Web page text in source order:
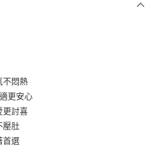
不悶熱
更安心
更討喜
壓肚
首選